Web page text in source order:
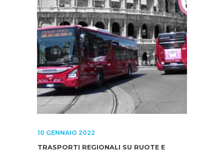
10 GENNAIO 2022
TRASPORTI REGIONALI SU RUOTE E